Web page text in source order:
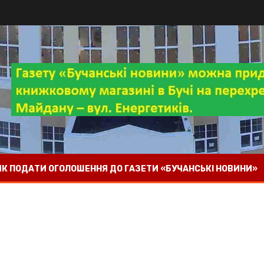
ПОДАТИ ОГОЛОШЕННЯ ДО ГАЗЕТИ «БУЧАНСЬКІ НОВИНИ»